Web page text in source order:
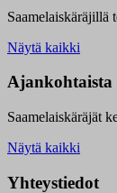
Saamelaiskäräjillä t
Näytä kaikki
Ajankohtaista
Saamelaiskäräjät
Näytä kaikki
Yhteystiedot